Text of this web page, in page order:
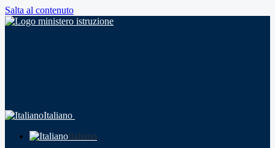
Salta al contenuto
Italiano
Italiano